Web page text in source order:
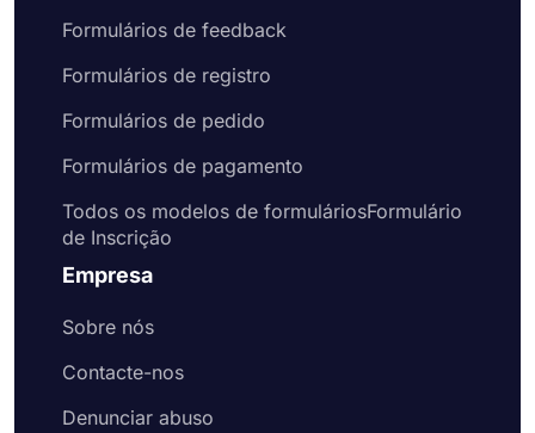
Formulários de feedback
Formulários de registro
Formulários de pedido
Formulários de pagamento
Todos os modelos de formuláriosFormulário
de Inscrição
Empresa
Sobre nós
Contacte-nos
Denunciar abuso